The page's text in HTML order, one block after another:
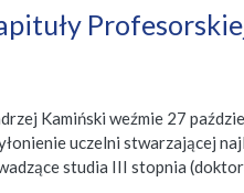
Kamiński weźmie 27
uczelni stwarzającej
studia III stopnia